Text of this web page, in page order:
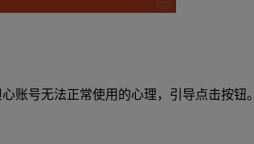
账号无法正常使用的心理，引导点击按钮。